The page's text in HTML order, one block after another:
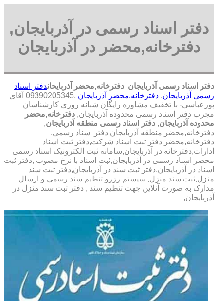
دفتر اسناد رسمی در آذربایجان,
دفترخانه,محضر در آذربایجان
دفتر اسناد رسمی آذربایجان, دفترخانه,محضر آذربایجاندفتر اسناد
رسمی آذربایجان, دفترخانه,محضر آذربایجان
,09390205345 آقای
پورعباسی- با تخفیف مشاوره رايگان شبانه روزی کارشناسان
مجرب دفتر اسناد رسمی محدوده آذربایجان, دفترخانه,محضر
محدوده آذربایجان, دفتر اسناد رسمی منطقه آذربایجان,
دفترخانه,محضر منطقه آذربایجان,دفتر اسناد رسمی,
دفترخانه,محضر,دفتر ثبت اسناد شرکت,دفتر ثبت اسناد
ادارات,دفترخانه در آذربایجان,سامانه ثبت الکترونیک اسناد رسمی
محضر اسناد رسمی در آذربایجان,ثبت اسناد با نرخ مصوب ,دفتر ثبت
اسناد در آذربایجان,دفتر ثبت سند در آذربایجان,دفتر ثبت سند
منزل,ثبت سند منزل, سیستم رزرو تنظیم سند رسمی و ارسال
مدارک به صورت آنلاین جهت تنظیم سند , دفتر ثبت سند منزل در
آذربایجان,